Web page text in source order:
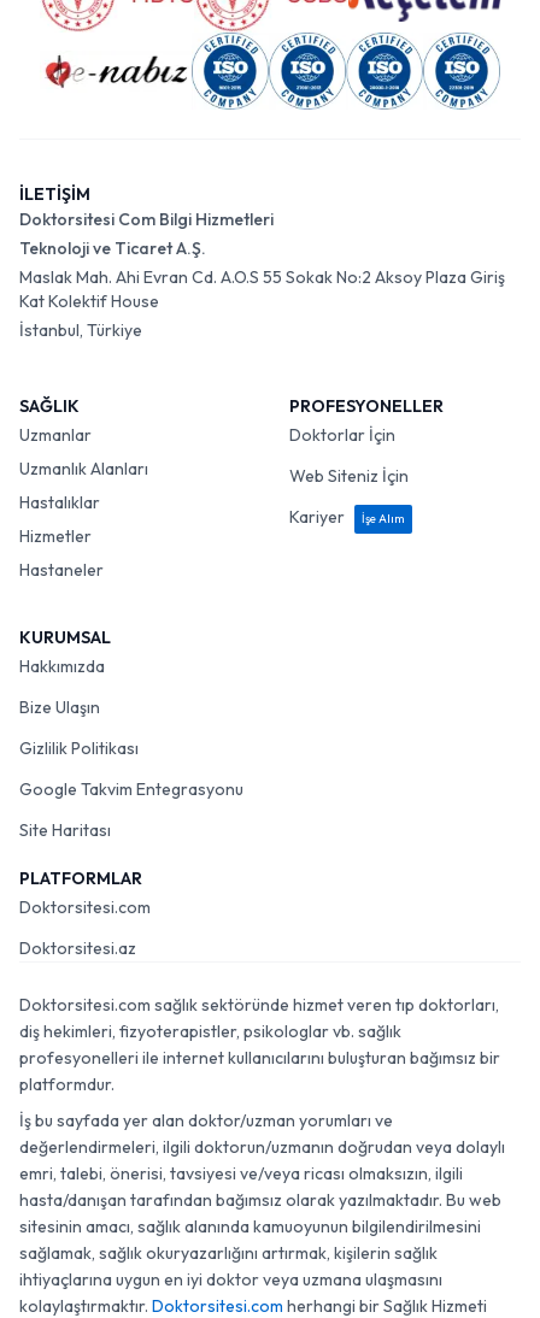
İLETİŞİM
Doktorsitesi Com Bilgi Hizmetleri
Teknoloji ve Ticaret A.Ş.
Maslak Mah. Ahi Evran Cd. A.O.S 55 Sokak No:2 Aksoy Plaza Giriş
Kat Kolektif House
İstanbul, Türkiye
SAĞLIK
Uzmanlar
Uzmanlık Alanları
Hastalıklar
Hizmetler
Hastaneler
PROFESYONELLER
Doktorlar İçin
Web Siteniz İçin
Kariyer
İşe Alım
KURUMSAL
Hakkımızda
Bize Ulaşın
Gizlilik Politikası
Google Takvim Entegrasyonu
Site Haritası
PLATFORMLAR
Doktorsitesi.com
Doktorsitesi.az
Doktorsitesi.com sağlık sektöründe hizmet veren tıp doktorları,
diş hekimleri, fizyoterapistler, psikologlar vb. sağlık
profesyonelleri ile internet kullanıcılarını buluşturan bağımsız bir
platformdur.
İş bu sayfada yer alan doktor/uzman yorumları ve
değerlendirmeleri, ilgili doktorun/uzmanın doğrudan veya dolaylı
emri, talebi, önerisi, tavsiyesi ve/veya ricası olmaksızın, ilgili
hasta/danışan tarafından bağımsız olarak yazılmaktadır. Bu web
sitesinin amacı, sağlık alanında kamuoyunun bilgilendirilmesini
sağlamak, sağlık okuryazarlığını artırmak, kişilerin sağlık
ihtiyaçlarına uygun en iyi doktor veya uzmana ulaşmasını
kolaylaştırmaktır. Doktorsitesi.com herhangi bir Sağlık Hizmeti